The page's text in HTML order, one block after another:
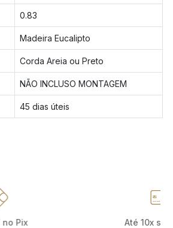
0.83
Madeira Eucalipto
Corda Areia ou Preto
NÃO INCLUSO MONTAGEM
45 dias úteis
no Pix Até 10x